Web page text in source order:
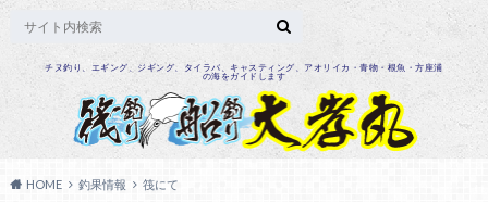
チヌ釣り、エギング、ジギング、タイラバ、キャスティング、アオリイカ・青物・根魚・方座浦
の海をガイドします
HOME 釣果情報 筏にて